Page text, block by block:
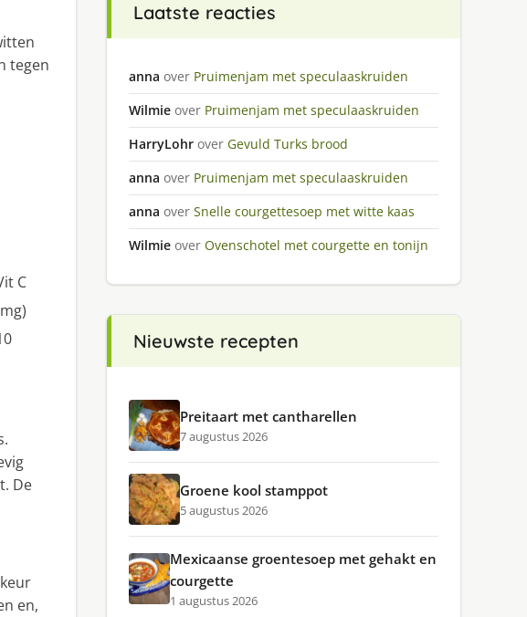
tegen
C
De
en,
Laatste reacties
anna over Pruimenjam met speculaaskruiden
Wilmie over Pruimenjam met speculaaskruiden
HarryLohr over Gevuld Turks brood
anna over Pruimenjam met speculaaskruiden
anna over Snelle courgettesoep met witte kaas
Wilmie over Ovenschotel met courgette en tonijn
Nieuwste recepten
Preitaart met cantharellen
7 augustus 2026
Groene kool stamppot
5 augustus 2026
Mexicaanse groentesoep met gehakt en
courgette
1 augustus 2026